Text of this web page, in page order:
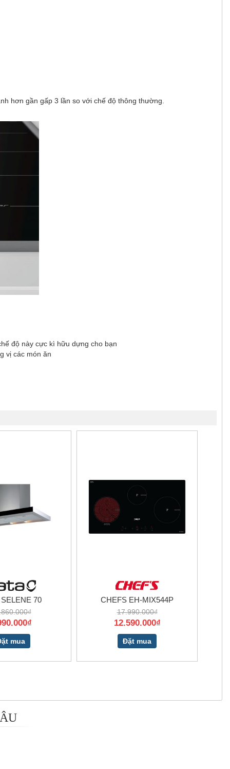
hơn gần gấp 3 lần so với chế độ thông thường.
độ này cực kì hữu dựng cho bạn
vị các món ăn
SELENE 70
mua
CHEFS EH-MIX544P
17.990.000₫
12.590.000₫
Đặt mua